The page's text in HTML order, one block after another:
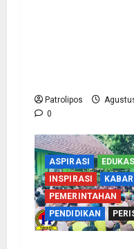
Patrolipos
0
ASPIRASI
EDUKASI
INSPIRASI
PEMERINTAHAN
PENDIDIKAN